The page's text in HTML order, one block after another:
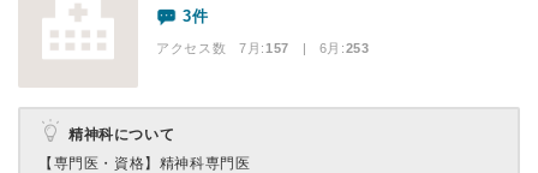
3件
アクセス数 7月:157 | 6月:253
精神科について
【専門医・資格】 精神科専門医